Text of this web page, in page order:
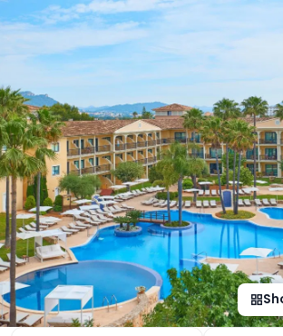
CM Mallorca
Luxurious Accommodation Indulge in